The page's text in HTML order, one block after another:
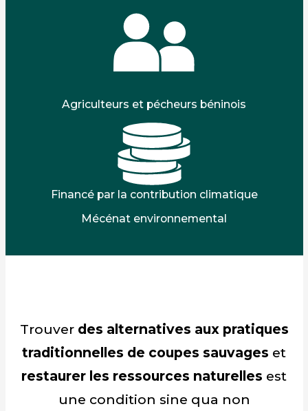
Agriculteurs et pécheurs béninois
Financé par la contribution climatique
Mécénat environnemental
Trouver des alternatives aux pratiques
traditionnelles de coupes sauvages et
restaurer les ressources naturelles est
une condition sine qua non